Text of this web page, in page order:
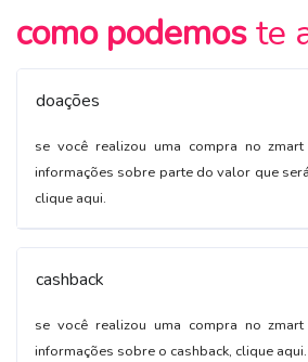
como podemoste
doações
se você realizou uma compra no
informações sobre parte do valor que
clique aqui.
cashback
se você realizou uma compra no
informações sobre o cashback, clique aqui.